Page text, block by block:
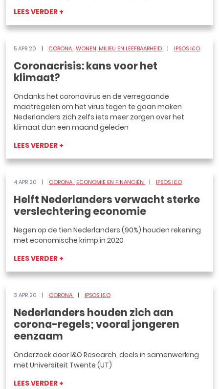
LEES VERDER +
5 APR 20 CORONA WONEN, MILIEU EN LEEFBAARHEID IPSOS I&O
Coronacrisis: kans voor het
klimaat?
Ondanks het coronavirus en de verregaande
maatregelen om het virus tegen te gaan maken
Nederlanders zich zelfs iets meer zorgen over het
klimaat dan een maand geleden
LEES VERDER +
4 APR 20 CORONA ECONOMIE EN FINANCIËN IPSOS I&O
Helft Nederlanders verwacht sterke
verslechtering economie
Negen op de tien Nederlanders (90%) houden rekening
met economische krimp in 2020
LEES VERDER +
3 APR 20 CORONA IPSOS I&O
Nederlanders houden zich aan
corona-regels; vooral jongeren
eenzaam
Onderzoek door I&O Research, deels in samenwerking
met Universiteit Twente (UT)
LEES VERDER +